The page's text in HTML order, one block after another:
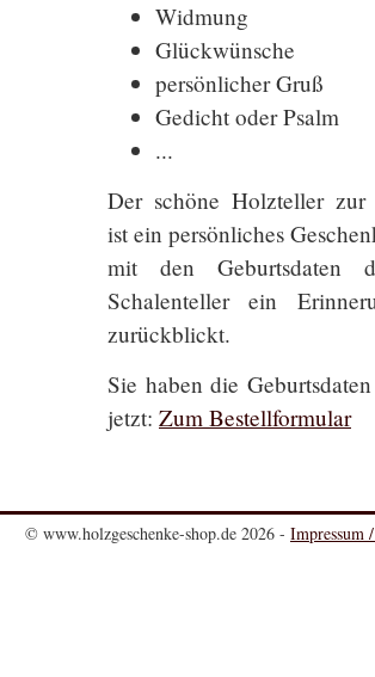
Widmung
Glückwünsche
persönlicher Gruß
Gedicht oder Psalm
...
Der schöne Holzteller zur
ist ein persönliches
mit den Geburtsdaten
Schalenteller ein
zurückblickt.
Sie haben die
jetzt: Zum Bestellformular
© www.holzgeschenke-shop.de 2026 - Impressum